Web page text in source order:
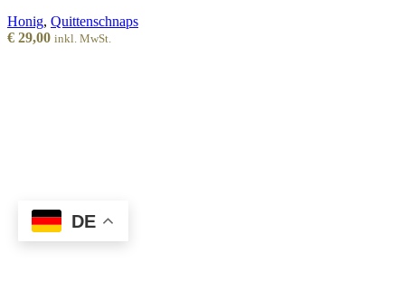
Honig, Quittenschnaps
€ 29,00 inkl. MwSt.
DE